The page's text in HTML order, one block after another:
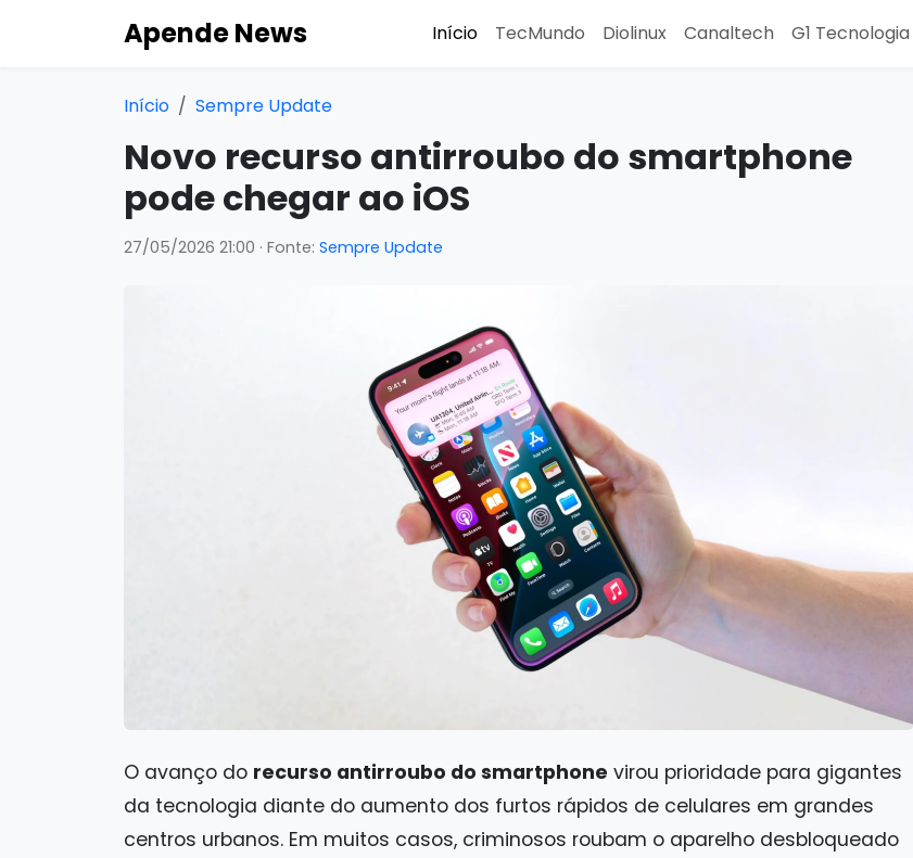
Apende News Início TecMundo Diolinux Canaltech G1 Tecnologia
Início Sempre Update
Novo recurso antirroubo do smartphone
pode chegar ao iOS
27/05/2026 21:00 · Fonte: Sempre Update
O avanço do recurso antirroubo do smartphone virou prioridade para gigantes
da tecnologia diante do aumento dos furtos rápidos de celulares em grandes
centros urbanos. Em muitos casos, criminosos roubam o aparelho desbloqueado